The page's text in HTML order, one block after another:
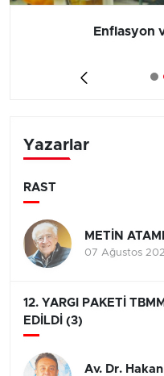
Enflasyon
Yazarlar
RAST
METİN
07 Ağustos
12. YARGI PAKETİ
EDİLDİ (3)
Av. Dr.